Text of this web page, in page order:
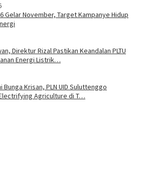
Gelar November, Target Kampanye Hidup
Direktur Rizal Pastikan Keandalan PLTU
Energi Listrik…
Bunga Krisan, PLN UID Suluttenggo
Agriculture di T…